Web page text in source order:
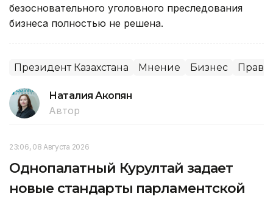
безосновательного уголовного преследования
бизнеса полностью не решена.
Президент Казахстана Мнение Бизнес
Наталия Акопян
Автор
23:06, 08 Августа 2026
Однопалатный Курултай задает
новые стандарты парламентской